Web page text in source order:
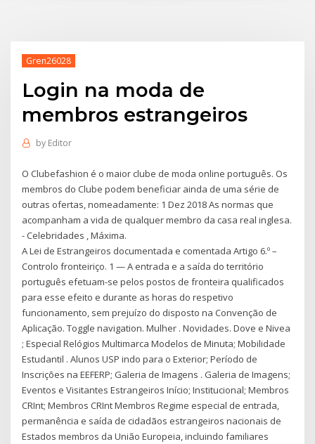
Gren26028
Login na moda de
membros estrangeiros
by Editor
O Clubefashion é o maior clube de moda online português. Os
membros do Clube podem beneficiar ainda de uma série de
outras ofertas, nomeadamente: 1 Dez 2018 As normas que
acompanham a vida de qualquer membro da casa real inglesa.
- Celebridades , Máxima.
A Lei de Estrangeiros documentada e comentada Artigo 6.º –
Controlo fronteiriço. 1 — A entrada e a saída do território
português efetuam-se pelos postos de fronteira qualificados
para esse efeito e durante as horas do respetivo
funcionamento, sem prejuízo do disposto na Convenção de
Aplicação. Toggle navigation. Mulher . Novidades. Dove e Nivea
; Especial Relógios Multimarca Modelos de Minuta; Mobilidade
Estudantil . Alunos USP indo para o Exterior; Período de
Inscrições na EEFERP; Galeria de Imagens . Galeria de Imagens;
Eventos e Visitantes Estrangeiros Início; Institucional; Membros
CRInt; Membros CRInt Membros Regime especial de entrada,
permanência e saída de cidadãos estrangeiros nacionais de
Estados membros da União Europeia, incluindo familiares